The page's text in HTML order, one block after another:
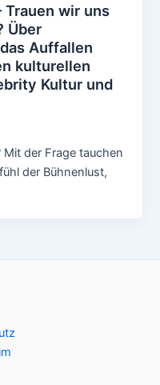
Trauen wir uns
Über
Auffallen
kulturellen
Kultur und
Mit der Frage tauchen
der Bühnenlust,